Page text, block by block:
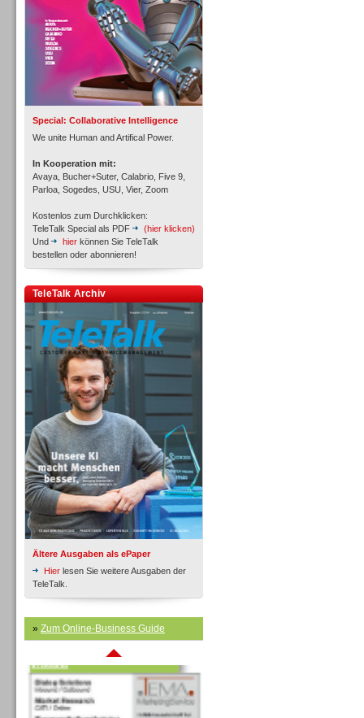
Special: Collaborative Intelligence
We unite Human and Artifical Power.
In Kooperation mit:
Avaya, Bucher+Suter, Calabrio, Five 9,
Parloa, Sogedes, USU, Vier, Zoom
Kostenlos zum Durchklicken:
TeleTalk Special als PDF
(hier klicken)
Und
hier können Sie TeleTalk
bestellen oder abonnieren!
TeleTalk Archiv
Ältere Ausgaben als ePaper
Hier lesen Sie weitere Ausgaben der
TeleTalk.
» Zum Online-Business Guide
Inbound
Inbound
Inbound
Inbound